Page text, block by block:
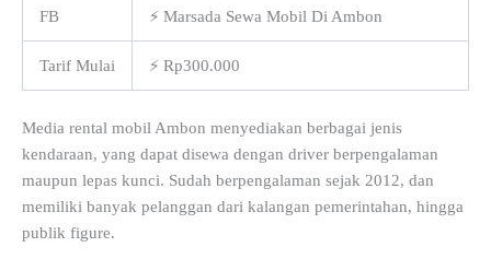
FB ⚡ Marsada Sewa Mobil Di Ambon
Tarif Mulai ⚡ Rp300.000
Media rental mobil Ambon menyediakan berbagai jenis
kendaraan, yang dapat disewa dengan driver berpengalaman
maupun lepas kunci. Sudah berpengalaman sejak 2012, dan
memiliki banyak pelanggan dari kalangan pemerintahan, hingga
publik figure.